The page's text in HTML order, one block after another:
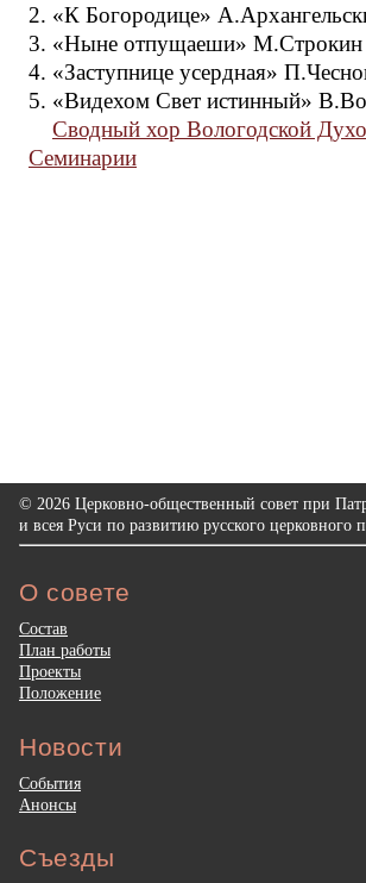
2. «К Богородице»
3. «Ныне отпущаеши» М.Строкин
4. «Заступнице усердная»
5. «Видехом Свет истинный»
Сводный хор Вологодской
Семинарии
© 2026 Церковно-общественный совет при
и всея Руси по развитию русского церковного
О совете
Состав
План работы
Проекты
Положение
Новости
События
Анонсы
Съезды